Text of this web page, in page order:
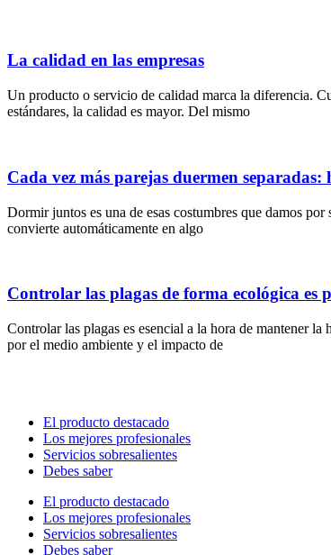
La calidad en las empresas
Un producto o servicio de calidad marca la diferencia.
estándares, la calidad es mayor. Del mismo
Cada vez más parejas duermen
Dormir juntos es una de esas costumbres que damos
convierte automáticamente en algo
Controlar las plagas de forma ecológica es
Controlar las plagas es esencial a la hora de mantener
por el medio ambiente y el impacto de
El producto destacado
Los mejores profesionales
Servicios sobresalientes
Debes saber
El producto destacado
Los mejores profesionales
Servicios sobresalientes
Debes saber